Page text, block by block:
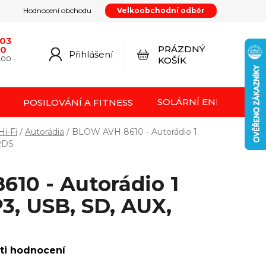
Hodnocení obchodu
Velkoobchodní odběr
smlouvy
-
Přihlášení
NÁKUPNÍ
PRÁZDNÝ
KOŠÍK
POSILOVÁNÍ A FITNESS SOLÁRNÍ ENERGIE FVE
Fi / Autorádia / BLOW AVH 8610 - Autorádio 1
- Autorádio 1
USB, SD, AUX,
hodnocení